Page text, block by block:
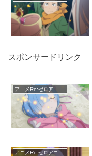
スポンサードリンク
アニメRe:ゼロアニメ4期
アニメRe:ゼロアニメ4期